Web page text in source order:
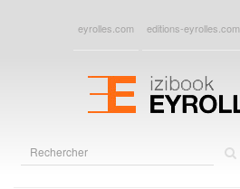
eyrolles.com editions-eyrolles.com